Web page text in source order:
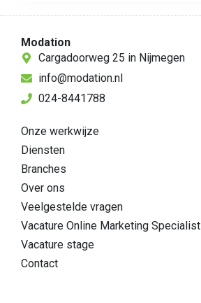
Modation
Cargadoorweg 25 in Nijmegen
info@modation.nl
024-8441788
Onze werkwijze
Diensten
Branches
Over ons
Veelgestelde vragen
Vacature Online Marketing Specialist
Vacature stage
Contact